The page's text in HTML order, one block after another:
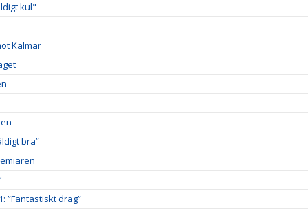
kul"
Kalmar
bra”
”Fantastiskt drag”